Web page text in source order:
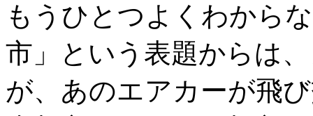
もうひとつよくわから
市」という表題からは
が、あのエアカーが飛